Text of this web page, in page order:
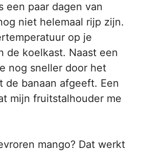
een paar dagen van
niet helemaal rijp zijn.
op je
de koelkast. Naast een
nog sneller door het
de banaan afgeeft. Een
mijn fruitstalhouder me
mango? Dat werkt